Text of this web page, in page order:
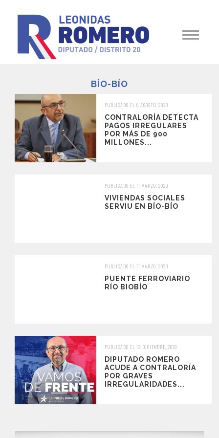
BÍO-BÍO
PUBLICADO EL 6 AGOSTO, 2020
CONTRALORÍA DETECTA
PAGOS IRREGULARES
POR MÁS DE 900
MILLONES...
PUBLICADO EL 11 MARZO, 2020
VIVIENDAS SOCIALES
SERVIU EN BÍO-BÍO
PUBLICADO EL 11 MARZO, 2020
PUENTE FERROVIARIO
RÍO BIOBÍO
PUBLICADO EL 12 DICIEMBRE, 2019
DIPUTADO ROMERO
ACUDE A CONTRALORÍA
POR GRAVES
IRREGULARIDADES...